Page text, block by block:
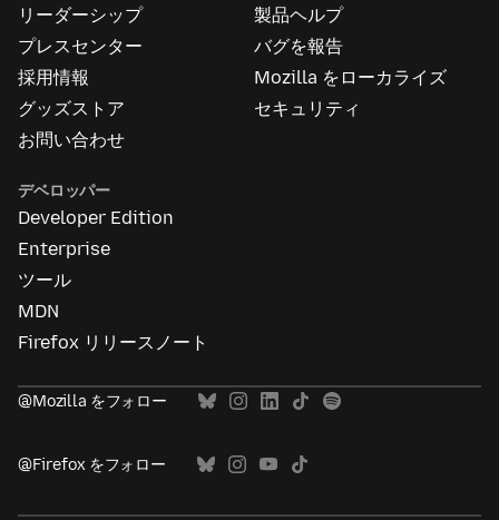
リーダーシップ
プレスセンター
採用情報
グッズストア
お問い合わせ
製品ヘルプ
バグを報告
Mozilla をローカライズ
セキュリティ
デベロッパー
Developer Edition
Enterprise
ツール
MDN
Firefox リリースノート
@Mozilla をフォロー
@Firefox をフォロー